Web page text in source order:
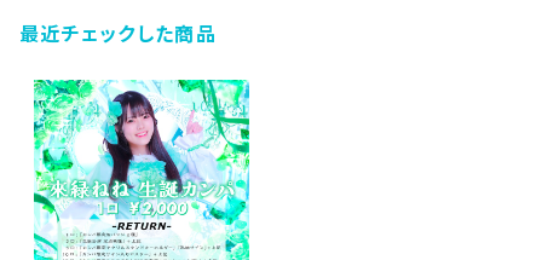
最近チェックした商品